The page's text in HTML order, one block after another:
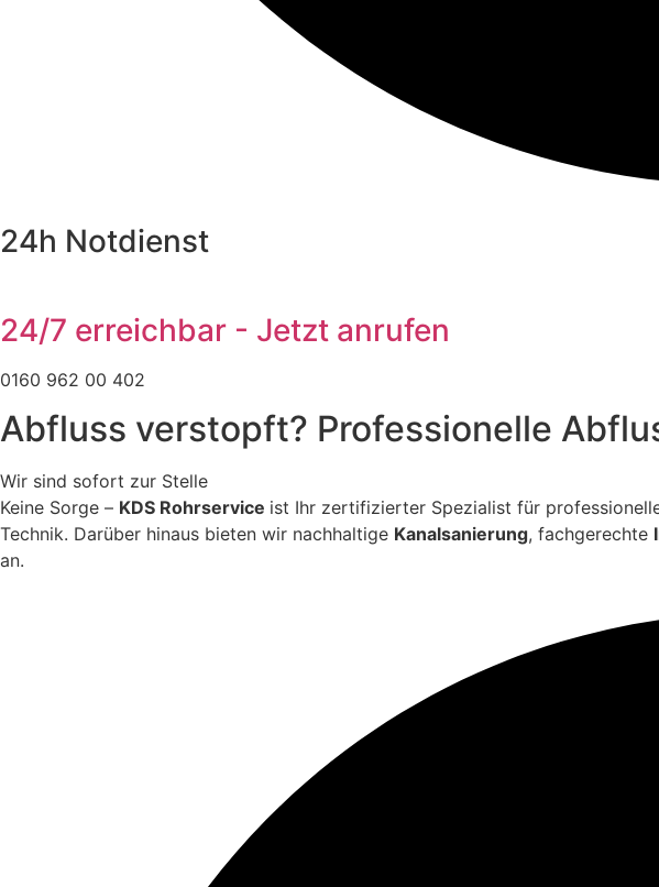
24h Notdienst
24/7 erreichbar - Jetzt anrufen
0160 962 00 402
Abfluss verstopft? Professionelle
Wir sind sofort zur Stelle
Keine Sorge – KDS Rohrservice ist Ihr zertifizierter Spezialist für
Technik. Darüber hinaus bieten wir nachhaltige Kanalsanierung, fachgerechte
an.